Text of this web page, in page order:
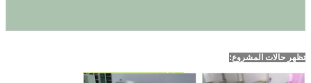
تظهر حالات المشروع: